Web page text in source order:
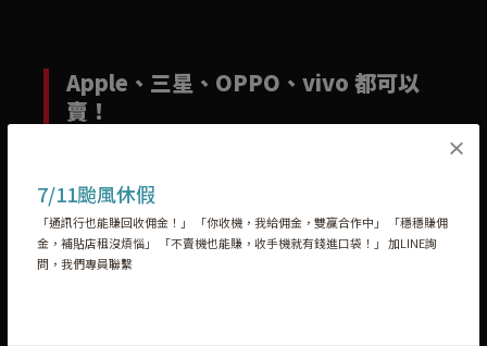
Apple、三星、OPPO、vivo 都可以
賣！
📱 📱
×
7/11颱風休假
「通訊行也能賺回收佣金！」 「你收機，我給佣金，雙贏合作中」 「穩穩賺佣
金，補貼店租沒煩惱」 「不賣機也能賺，收手機就有錢進口袋！」 加LINE詢
問，我們專員聯繫